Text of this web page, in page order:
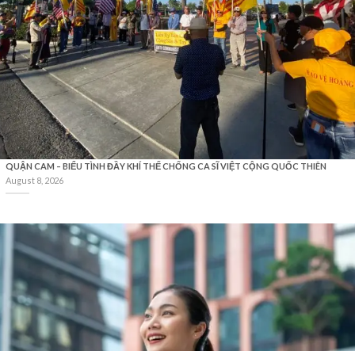
QUẬN CAM – BIỂU TÌNH ĐẦY KHÍ THẾ CHỐNG CA SĨ VIỆT CỘNG QUỐC THIÊN
August 8, 2026